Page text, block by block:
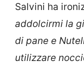
Salvini ha
addolcirmi la
di pane e
utilizzare